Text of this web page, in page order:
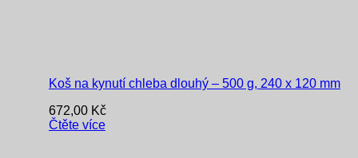
Koš na kynutí chleba dlouhý – 500 g, 240 x 120 mm
672,00 Kč
Čtěte více